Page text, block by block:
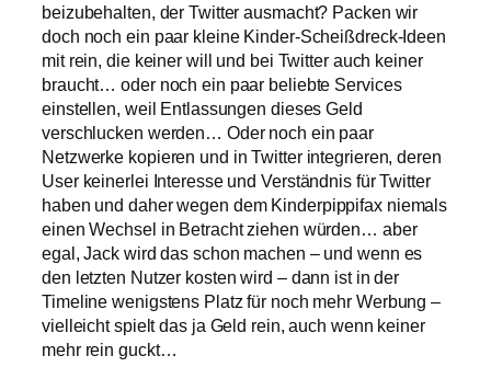
beizubehalten, der Twitter ausmacht? Packen wir
doch noch ein paar kleine Kinder-Scheißdreck-Ideen
mit rein, die keiner will und bei Twitter auch keiner
braucht… oder noch ein paar beliebte Services
einstellen, weil Entlassungen dieses Geld
verschlucken werden… Oder noch ein paar
Netzwerke kopieren und in Twitter integrieren, deren
User keinerlei Interesse und Verständnis für Twitter
haben und daher wegen dem Kinderpippifax niemals
einen Wechsel in Betracht ziehen würden… aber
egal, Jack wird das schon machen – und wenn es
den letzten Nutzer kosten wird – dann ist in der
Timeline wenigstens Platz für noch mehr Werbung –
vielleicht spielt das ja Geld rein, auch wenn keiner
mehr rein guckt…